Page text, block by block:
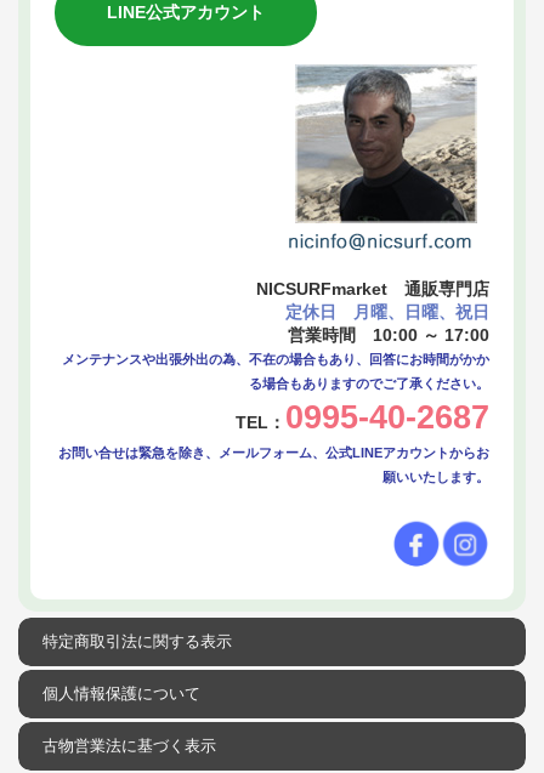
LINE公式アカウント
NICSURFmarket 通販専門店
定休日 月曜、日曜、祝日
営業時間 10:00 ～ 17:00
メンテナンスや出張外出の為、不在の場合もあり、回答にお時間がかか
る場合もありますのでご了承ください。
TEL： 0995-40-2687
お問い合せは緊急を除き、メールフォーム、公式LINEアカウントからお
願いいたします。
特定商取引法に関する表示
個人情報保護について
古物営業法に基づく表示